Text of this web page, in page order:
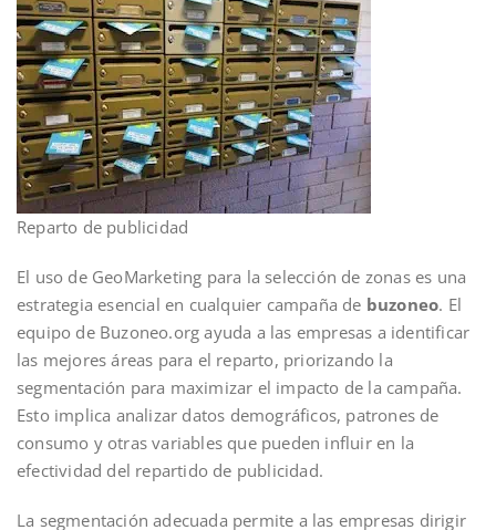
Reparto de publicidad
El uso de GeoMarketing para la selección de zonas es una
estrategia esencial en cualquier campaña de buzoneo. El
equipo de Buzoneo.org ayuda a las empresas a identificar
las mejores áreas para el reparto, priorizando la
segmentación para maximizar el impacto de la campaña.
Esto implica analizar datos demográficos, patrones de
consumo y otras variables que pueden influir en la
efectividad del repartido de publicidad.
La segmentación adecuada permite a las empresas dirigir